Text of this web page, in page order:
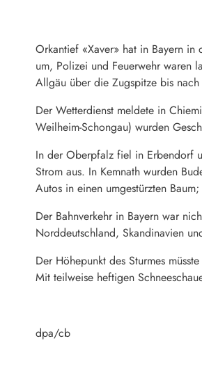
Orkantief «Xaver» hat in Bayern in
um, Polizei und Feuerwehr waren
Allgäu über die Zugspitze bis
Der Wetterdienst meldete in
Weilheim-Schongau) wurden
In der Oberpfalz fiel in Erbendorf
Strom aus. In Kemnath wurden
Autos in einen umgestürzten
Der Bahnverkehr in Bayern war
Norddeutschland, Skandinavien
Der Höhepunkt des Sturmes
Mit teilweise heftigen
dpa/cb